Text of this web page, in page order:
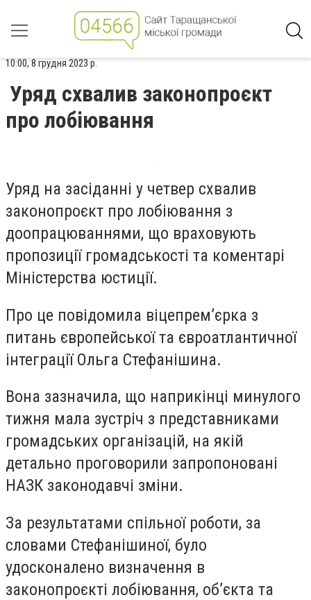
10:00, 8 грудня 2023 р.
Уряд схвалив законопроєкт
про лобіювання
Уряд на засіданні у четвер схвалив
законопроєкт про лобіювання з
доопрацюваннями, що враховують
пропозиції громадськості та коментарі
Міністерства юстиції.
Про це повідомила віцепрем’єрка з
питань європейської та євроатлантичної
інтеграції Ольга Стефанішина.
Вона зазначила, що наприкінці минулого
тижня мала зустріч з представниками
громадських організацій, на якій
детально проговорили запропоновані
НАЗК законодавчі зміни.
За результатами спільної роботи, за
словами Стефанішиної, було
удосконалено визначення в
законопроєкті лобіювання, об’єкта та